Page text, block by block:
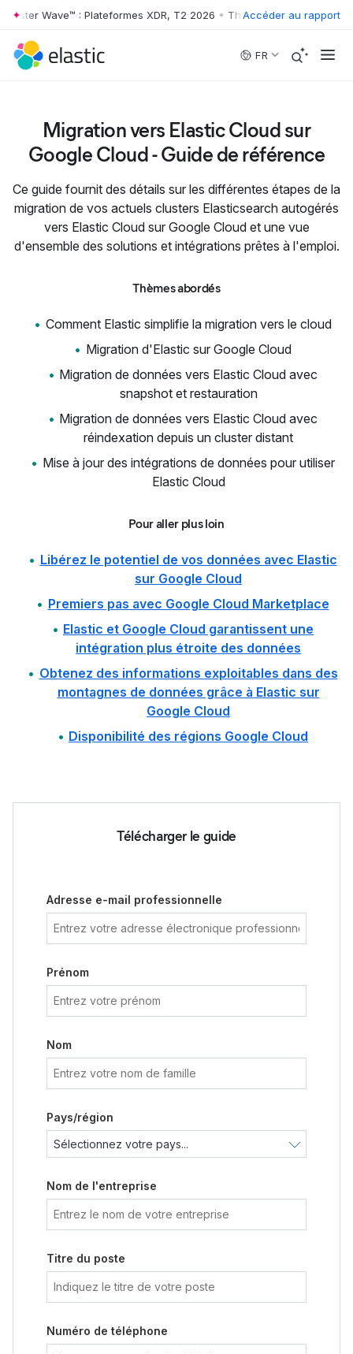
Skip to main content
Wave™ : Plateformes XDR, T2 2026 • The Forrester Wave™ :
Accéder au rapport
FR
Migration vers Elastic Cloud sur
Google Cloud - Guide de référence
Ce guide fournit des détails sur les différentes étapes de la
migration de vos actuels clusters Elasticsearch autogérés
vers Elastic Cloud sur Google Cloud et une vue
d'ensemble des solutions et intégrations prêtes à l'emploi.
Thèmes abordés
Comment Elastic simplifie la migration vers le cloud
Migration d'Elastic sur Google Cloud
Migration de données vers Elastic Cloud avec
snapshot et restauration
Migration de données vers Elastic Cloud avec
réindexation depuis un cluster distant
Mise à jour des intégrations de données pour utiliser
Elastic Cloud
Pour aller plus loin
Libérez le potentiel de vos données avec Elastic
sur Google Cloud
Premiers pas avec Google Cloud Marketplace
Elastic et Google Cloud garantissent une
intégration plus étroite des données
Obtenez des informations exploitables dans des
montagnes de données grâce à Elastic sur
Google Cloud
Disponibilité des régions Google Cloud
Télécharger le guide
Adresse e-mail professionnelle
Prénom
Nom
Pays/région
Nom de l'entreprise
Titre du poste
Numéro de téléphone